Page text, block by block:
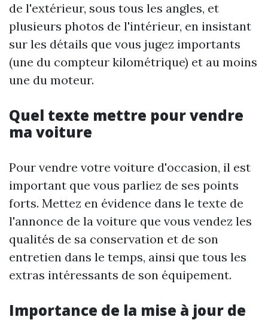
de l'extérieur, sous tous les angles, et
plusieurs photos de l'intérieur, en insistant
sur les détails que vous jugez importants
(une du compteur kilométrique) et au moins
une du moteur.
Quel texte mettre pour vendre
ma voiture
Pour vendre votre voiture d'occasion, il est
important que vous parliez de ses points
forts. Mettez en évidence dans le texte de
l'annonce de la voiture que vous vendez les
qualités de sa conservation et de son
entretien dans le temps, ainsi que tous les
extras intéressants de son équipement.
Importance de la mise à jour de